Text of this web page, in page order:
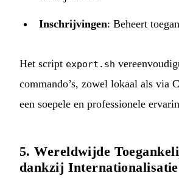
Inschrijvingen: Beheert
Het script export.sh
commando’s, zowel lokaal als via
een soepele en professionele
5. Wereldwijde
dankzij Internationalisatie